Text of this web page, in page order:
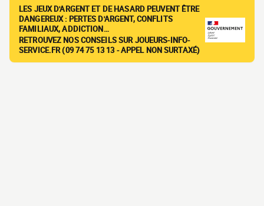
LES JEUX D'ARGENT ET DE HASARD PEUVENT ÊTRE
DANGEREUX : PERTES D'ARGENT, CONFLITS
FAMILIAUX, ADDICTION…
RETROUVEZ NOS CONSEILS SUR JOUEURS-INFO-
SERVICE.FR (09 74 75 13 13 - APPEL NON SURTAXÉ)